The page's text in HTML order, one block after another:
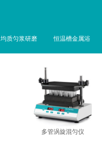
均质匀浆研磨 恒温槽金属浴
多管涡旋混匀仪